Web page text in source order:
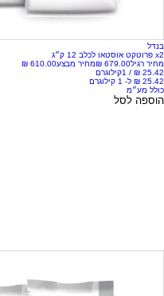
בנדל
x2 פרוטקט אוסטאו לכלב 12 ק״ג
מחיר רגיל
מחיר מבצע
/ 1קילוגרם
כולל מע״מ
הוספה לסל